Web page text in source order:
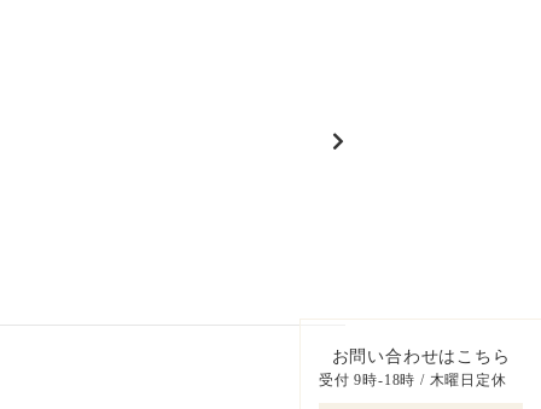
お問い合わせはこちら
受付 9時-18時 / 木曜日定休